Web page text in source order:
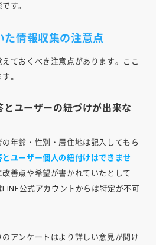
す。
た情報収集の注意点
ておくべき注意点があります。ここ
。
とユーザーの紐づけが出来な
年齢・性別・居住地は記入してもら
とユーザー個人の紐付けはできませ
善点や希望が書かれていたとして
公式アカウントからは特定が不可
アンケートはより詳しい意見が聞け